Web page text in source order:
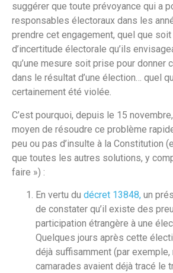
suggérer que toute prévoyance qui a
responsables électoraux dans les
prendre cet engagement, quel que soit
d’incertitude électorale qu’ils
qu’une mesure soit prise pour donner
dans le résultat d’une élection… quel
certainement été violée.
C’est pourquoi, depuis le 15
moyen de résoudre ce problème
peu ou pas d’insulte à la Constitution
que toutes les autres solutions, y
faire ») :
En vertu du décret 13848, un
de constater qu’il existe des
participation étrangère à une
Quelques jours après cette
déjà suffisamment (par
camarades avaient déjà tracé le